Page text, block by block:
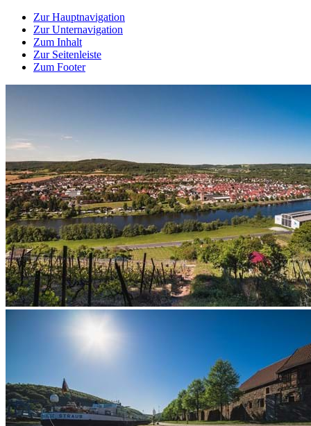
Zur Hauptnavigation
Zur Unternavigation
Zum Inhalt
Zur Seitenleiste
Zum Footer